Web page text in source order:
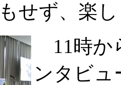
せず、楽
11時か
ンタビュ